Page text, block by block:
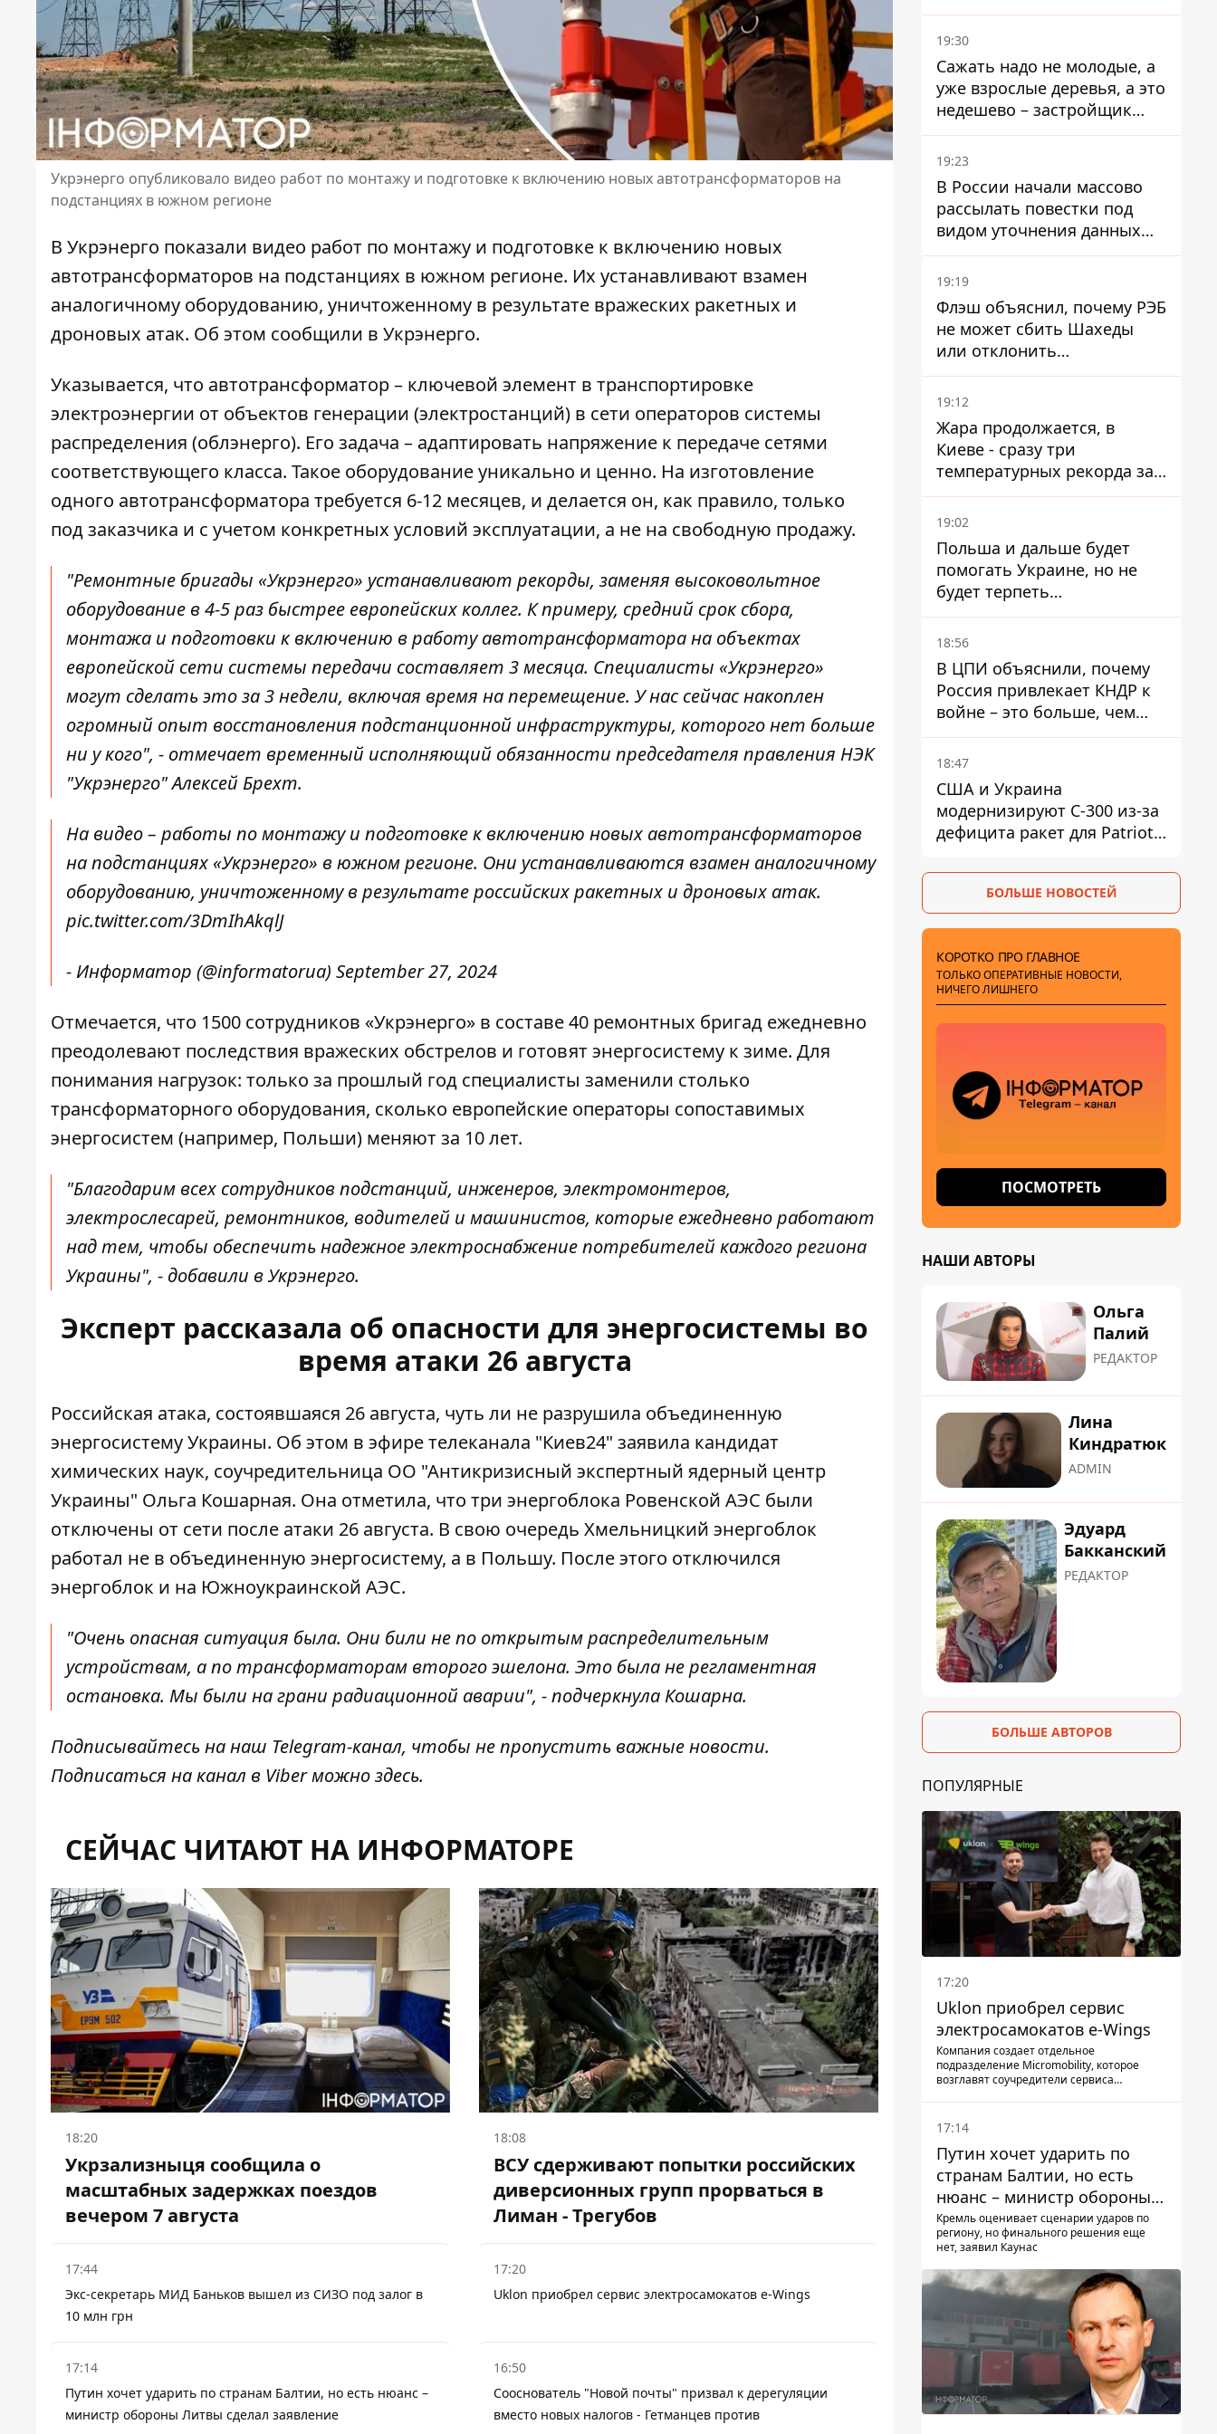
Укрэнерго опубликовало видео работ по монтажу и подготовке к включению новых автотрансформаторов на
подстанциях в южном регионе
В Укрэнерго показали видео работ по монтажу и подготовке к включению новых
автотрансформаторов на подстанциях в южном регионе. Их устанавливают взамен
аналогичному оборудованию, уничтоженному в результате вражеских ракетных и
дроновых атак. Об этом сообщили в Укрэнерго.
Указывается, что автотрансформатор – ключевой элемент в транспортировке
электроэнергии от объектов генерации (электростанций) в сети операторов системы
распределения (облэнерго). Его задача – адаптировать напряжение к передаче сетями
соответствующего класса. Такое оборудование уникально и ценно. На изготовление
одного автотрансформатора требуется 6-12 месяцев, и делается он, как правило, только
под заказчика и с учетом конкретных условий эксплуатации, а не на свободную продажу.
"Ремонтные бригады «Укрэнерго» устанавливают рекорды, заменяя высоковольтное
оборудование в 4-5 раз быстрее европейских коллег. К примеру, средний срок сбора,
монтажа и подготовки к включению в работу автотрансформатора на объектах
европейской сети системы передачи составляет 3 месяца. Специалисты «Укрэнерго»
могут сделать это за 3 недели, включая время на перемещение. У нас сейчас накоплен
огромный опыт восстановления подстанционной инфраструктуры, которого нет больше
ни у кого", - отмечает временный исполняющий обязанности председателя правления НЭК
"Укрэнерго" Алексей Брехт.
На видео – работы по монтажу и подготовке к включению новых автотрансформаторов
на подстанциях «Укрэнерго» в южном регионе. Они устанавливаются взамен аналогичному
оборудованию, уничтоженному в результате российских ракетных и дроновых атак.
pic.twitter.com/3DmIhAkqlJ
- Информатор (@informatorua) September 27, 2024
Отмечается, что 1500 сотрудников «Укрэнерго» в составе 40 ремонтных бригад ежедневно
преодолевают последствия вражеских обстрелов и готовят энергосистему к зиме. Для
понимания нагрузок: только за прошлый год специалисты заменили столько
трансформаторного оборудования, сколько европейские операторы сопоставимых
энергосистем (например, Польши) меняют за 10 лет.
"Благодарим всех сотрудников подстанций, инженеров, электромонтеров,
электрослесарей, ремонтников, водителей и машинистов, которые ежедневно работают
над тем, чтобы обеспечить надежное электроснабжение потребителей каждого региона
Украины", - добавили в Укрэнерго.
Эксперт рассказала об опасности для энергосистемы во
время атаки 26 августа
Российская атака, состоявшаяся 26 августа, чуть ли не разрушила объединенную
энергосистемуУкраины. Об этом в эфире телеканала "Киев24" заявила кандидат
химических наук, соучредительница ОО "Антикризисный экспертный ядерный центр
Украины" Ольга Кошарная. Она отметила, что три энергоблока Ровенской АЭС были
отключены от сети после атаки 26 августа. В свою очередь Хмельницкий энергоблок
работал не в объединенную энергосистему, а в Польшу. После этого отключился
энергоблок и на Южноукраинской АЭС.
"Очень опасная ситуация была. Они били не по открытым распределительным
устройствам, а по трансформаторам второго эшелона. Это была не регламентная
остановка. Мы были на грани радиационной аварии", - подчеркнула Кошарна.
Подписывайтесь на наш Telegram-канал, чтобы не пропустить важные новости.
Подписаться на канал в Viber можноздесь.
СЕЙЧАС ЧИТАЮТ НА ИНФОРМАТОРЕ
18:20
Укрзализныця сообщила о
масштабных задержках поездов
вечером 7 августа
18:08
ВСУ сдерживают попытки российских
диверсионных групп прорваться в
Лиман - Трегубов
17:44
Экс-секретарь МИД Баньков вышел из СИЗО под залог в
10 млн грн
17:20
Uklon приобрел сервис электросамокатов e-Wings
17:14
Путин хочет ударить по странам Балтии, но есть нюанс –
министр обороны Литвы сделал заявление
16:50
Сооснователь "Новой почты" призвал к дерегуляции
вместо новых налогов - Гетманцев против
стратегического
госпредприятия - работала
заместителем Галущенко
19:30
Сажать надо не молодые, а
уже взрослые деревья, а это
недешево – застройщик
Никонов
19:23
В России начали массово
рассылать повестки под
видом уточнения данных
для набора контрактников
19:19
Флэш объяснил, почему РЭБ
не может сбить Шахеды
или отклонить
баллистические ракеты
19:12
Жара продолжается, в
Киеве - сразу три
температурных рекорда за
день
19:02
Польша и дальше будет
помогать Украине, но не
будет терпеть
"бандеровскую символику" -
Навроцкий
18:56
В ЦПИ объяснили, почему
Россия привлекает КНДР к
войне – это больше, чем
ракеты
18:47
США и Украина
модернизируют С-300 из-за
дефицита ракет для Patriot -
БОЛЬШЕ НОВОСТЕЙ
КОРОТКО ПРО ГЛАВНОЕ
ТОЛЬКО ОПЕРАТИВНЫЕ НОВОСТИ,
НИЧЕГО ЛИШНЕГО
ПОСМОТРЕТЬ
НАШИ АВТОРЫ
Ольга
Палий
РЕДАКТОР
Лина
Киндратюк
ADMIN
Эдуард
Бакканский
РЕДАКТОР
БОЛЬШЕ АВТОРОВ
ПОПУЛЯРНЫЕ
17:20
Uklon приобрел сервис
электросамокатов e-Wings
Компания создает отдельное
подразделение Micromobility, которое
возглавят соучредители сервиса
17:14
Путин хочет ударить по
странам Балтии, но есть
нюанс – министр обороны
Литвы сделал заявление
Кремль оценивает сценарии ударов по
региону, но финального решения еще
нет, заявил Каунас